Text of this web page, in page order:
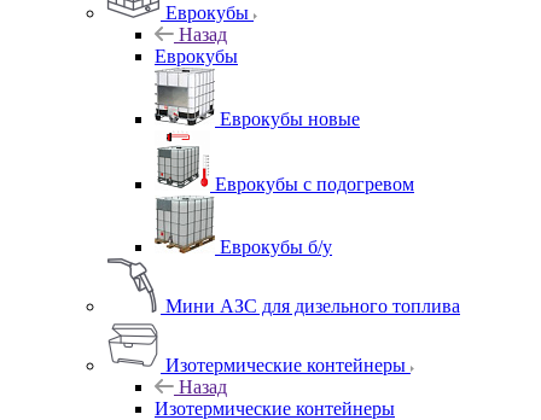
Еврокубы
Назад
Еврокубы
Еврокубы новые
Еврокубы с подогревом
Еврокубы б/у
Мини АЗС для дизельного топлива
Изотермические контейнеры
Назад
Изотермические контейнеры